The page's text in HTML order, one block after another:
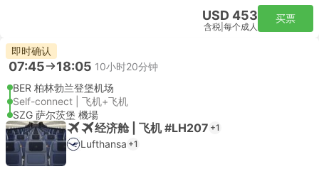
USD 453
含税 每个成人
买票
即时确认
07:45 18:05 10小时20分钟
BER 柏林勃兰登堡机场
Self-connect | 飞机+飞机
SZG 萨尔茨堡 機場
经济舱 | 飞机 #LH207 +1
Lufthansa +1